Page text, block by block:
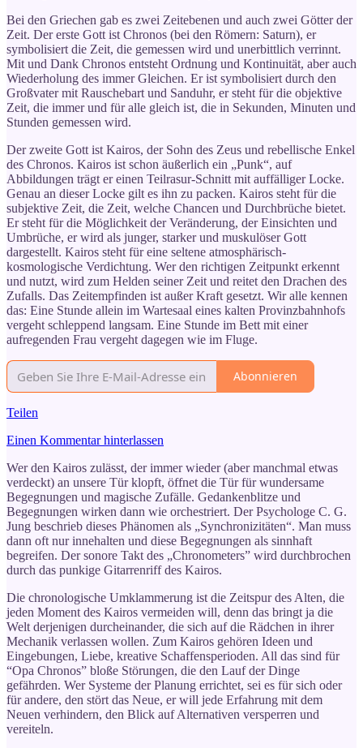
Bei den Griechen gab es zwei Zeitebenen und auch zwei Götter der
Zeit. Der erste Gott ist Chronos (bei den Römern: Saturn), er
symbolisiert die Zeit, die gemessen wird und unerbittlich verrinnt.
Mit und Dank Chronos entsteht Ordnung und Kontinuität, aber auch
Wiederholung des immer Gleichen. Er ist symbolisiert durch den
Großvater mit Rauschebart und Sanduhr, er steht für die objektive
Zeit, die immer und für alle gleich ist, die in Sekunden, Minuten und
Stunden gemessen wird.
Der zweite Gott ist Kairos, der Sohn des Zeus und rebellische Enkel
des Chronos. Kairos ist schon äußerlich ein „Punk“, auf
Abbildungen trägt er einen Teilrasur-Schnitt mit auffälliger Locke.
Genau an dieser Locke gilt es ihn zu packen. Kairos steht für die
subjektive Zeit, die Zeit, welche Chancen und Durchbrüche bietet.
Er steht für die Möglichkeit der Veränderung, der Einsichten und
Umbrüche, er wird als junger, starker und muskulöser Gott
dargestellt. Kairos steht für eine seltene atmosphärisch-
kosmologische Verdichtung. Wer den richtigen Zeitpunkt erkennt
und nutzt, wird zum Helden seiner Zeit und reitet den Drachen des
Zufalls. Das Zeitempfinden ist außer Kraft gesetzt. Wir alle kennen
das: Eine Stunde allein im Wartesaal eines kalten Provinzbahnhofs
vergeht schleppend langsam. Eine Stunde im Bett mit einer
aufregenden Frau vergeht dagegen wie im Fluge.
Abonnieren
Teilen
Einen Kommentar hinterlassen
Wer den Kairos zulässt, der immer wieder (aber manchmal etwas
verdeckt) an unsere Tür klopft, öffnet die Tür für wundersame
Begegnungen und magische Zufälle. Gedankenblitze und
Begegnungen wirken dann wie orchestriert. Der Psychologe C. G.
Jung beschrieb dieses Phänomen als „Synchronizitäten“. Man muss
dann oft nur innehalten und diese Begegnungen als sinnhaft
begreifen. Der sonore Takt des „Chronometers” wird durchbrochen
durch das punkige Gitarrenriff des Kairos.
Die chronologische Umklammerung ist die Zeitspur des Alten, die
jeden Moment des Kairos vermeiden will, denn das bringt ja die
Welt derjenigen durcheinander, die sich auf die Rädchen in ihrer
Mechanik verlassen wollen. Zum Kairos gehören Ideen und
Eingebungen, Liebe, kreative Schaffensperioden. All das sind für
“Opa Chronos” bloße Störungen, die den Lauf der Dinge
gefährden. Wer Systeme der Planung errichtet, sei es für sich oder
für andere, den stört das Neue, er will jede Erfahrung mit dem
Neuen verhindern, den Blick auf Alternativen versperren und
vereiteln.